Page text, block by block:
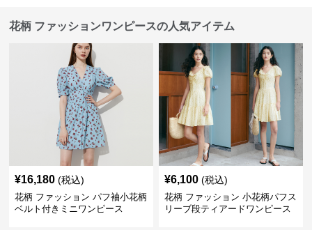
花柄 ファッションワンピースの人気アイテム
¥16,180 (税込)
花柄 ファッション パフ袖小花柄
ベルト付きミニワンピース
¥6,100 (税込)
花柄 ファッション 小花柄パフス
リーブ段ティアードワンピース